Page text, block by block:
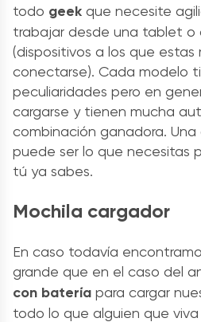
todo geek que necesite
trabajar desde una tablet o
(dispositivos a los que estas
conectarse). Cada modelo
peculiaridades pero en
cargarse y tienen mucha
combinación ganadora. Una
puede ser lo que necesitas
tú ya sabes.
Mochila cargador
En caso todavía
grande que en el caso del
con batería para cargar
todo lo que alguien que